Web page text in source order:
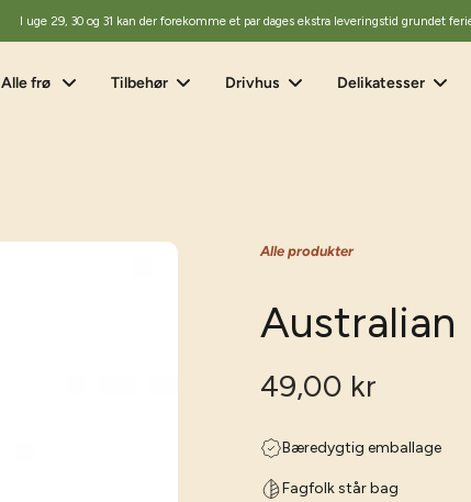
I uge 29, 30 og 31 kan der forekomme et par dages ekstra leveringstid grundet
Alle frø Tilbehør Drivhus Delikatesser
Alle produkter
Australian
49,00 kr
Bæredygtig emballage
Fagfolk står bag